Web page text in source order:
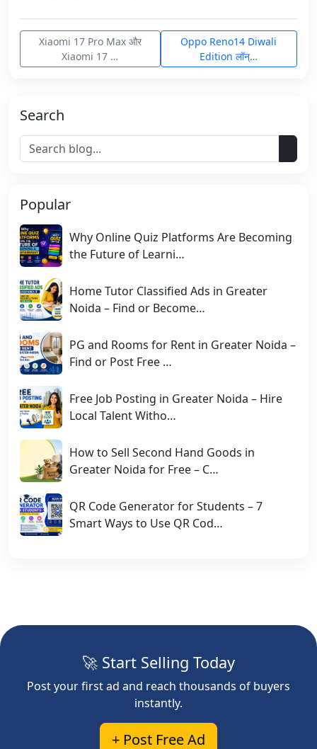
Xiaomi 17 Pro Max और
Xiaomi 17 …
Oppo Reno14 Diwali
Edition लॉन्…
Search
Popular
Why Online Quiz Platforms Are Becoming
the Future of Learni…
Home Tutor Classified Ads in Greater
Noida – Find or Become…
PG and Rooms for Rent in Greater Noida –
Find or Post Free …
Free Job Posting in Greater Noida – Hire
Local Talent Witho…
How to Sell Second Hand Goods in
Greater Noida for Free – C…
QR Code Generator for Students – 7
Smart Ways to Use QR Cod…
🚀 Start Selling Today
Post your first ad and reach thousands of buyers
instantly.
+ Post Free Ad